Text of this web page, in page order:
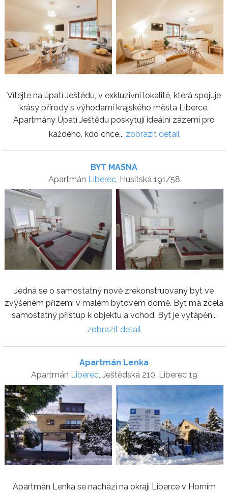
Vítejte na úpatí Ještědu, v exkluzivní lokalitě, která spojuje
krásy přírody s výhodami krajského města Liberce.
Apartmány Úpatí Ještědu poskytují ideální zázemí pro
každého, kdo chce... zobrazit detail
BYT MASNA
Apartmán Liberec, Husitská 191/58
Jedná se o samostatný nově zrekonstruovaný byt ve
zvýšeném přízemí v malém bytovém domě. Byt má zcela
samostatný přístup k objektu a vchod. Byt je vytápěn...
zobrazit detail
Apartmán Lenka
Apartmán Liberec, Ještědská 210, Liberec 19
Apartmán Lenka se nachází na okraji Liberce v Horním